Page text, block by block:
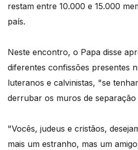
restam entre 10.000 e 15.000
país.
Neste encontro, o Papa disse
diferentes confissões presentes
luteranos e calvinistas, "se
derrubar os muros de separação
"Vocês, judeus e cristãos,
mais um estranho, mas um